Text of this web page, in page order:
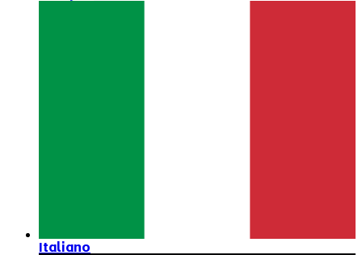
Italiano